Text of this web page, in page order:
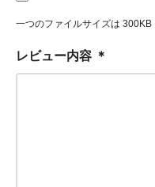
一つのファイルサイズは 300KB
レビュー内容 ＊